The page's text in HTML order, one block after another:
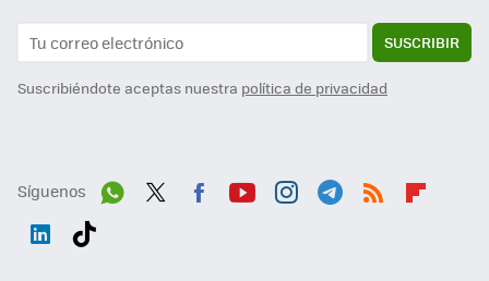
SUSCRIBIR
Suscribiéndote aceptas nuestra política de privacidad
Síguenos